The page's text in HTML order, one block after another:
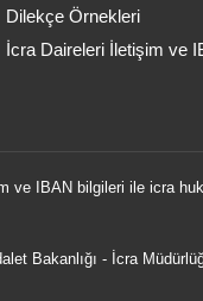
Dilekçe Örnekleri
İcra Daireleri İletişim ve
ve IBAN bilgileri ile icra
Bakanlığı - İcra